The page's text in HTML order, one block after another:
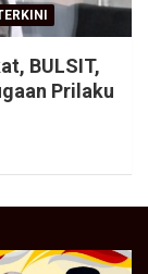
BULSIT,
Prilaku